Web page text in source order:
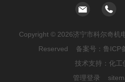
Copyright © 2026济宁市科尔奇机
Reserved 备案号： 鲁ICP
技术支持： 化工
管理登录